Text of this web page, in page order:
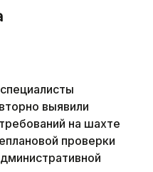
выявили
на шахте
проверки